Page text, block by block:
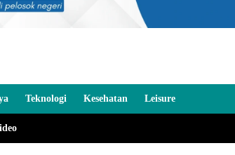
Teknologi Kesehatan Leisure